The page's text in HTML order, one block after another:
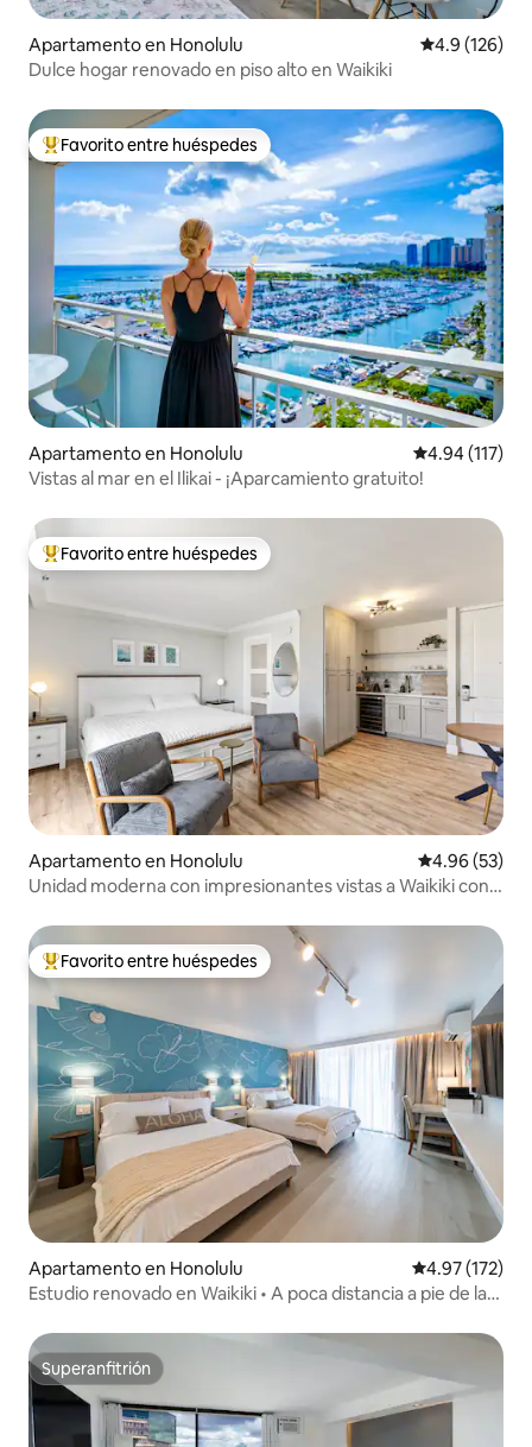
Apartamento en Honolulu Calificación
4.9 (126)
Dulce hogar renovado en piso alto en Waikiki
Favorito entre huéspedes preferido
Favorito entre huéspedes
Apartamento en Honolulu Calificación
4.94 (117)
Vistas al mar en el Ilikai - ¡Aparcamiento gratuito!
Favorito entre huéspedes preferido
Favorito entre huéspedes
Apartamento en Honolulu Calificación
4.96 (53)
Unidad moderna con impresionantes vistas a Waikiki con
Favorito entre huéspedes preferido
Favorito entre huéspedes
Apartamento en Honolulu Calificación
4.97 (172)
Estudio renovado en Waikiki • A poca distancia a pie de la
Superanfitrión
Superanfitrión